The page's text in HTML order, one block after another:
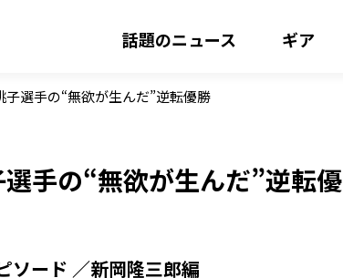
話題のニュース ギア
選手の“無欲が生んだ”逆転優勝
手の“無欲が生んだ”逆転優
ソード ／新岡隆三郎編